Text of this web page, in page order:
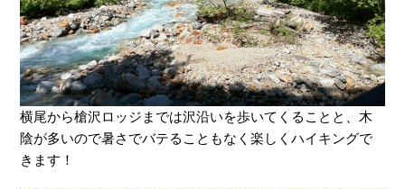
横尾から槍沢ロッジまでは沢沿いを歩いてくることと、木
陰が多いので暑さでバテることもなく楽しくハイキングで
きます！